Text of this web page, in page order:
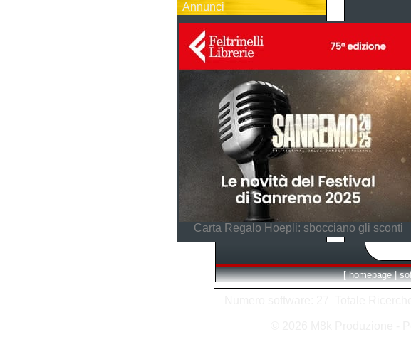
Annunci
Carta Regalo Hoepli: sbocciano gli sconti
[ homepage |